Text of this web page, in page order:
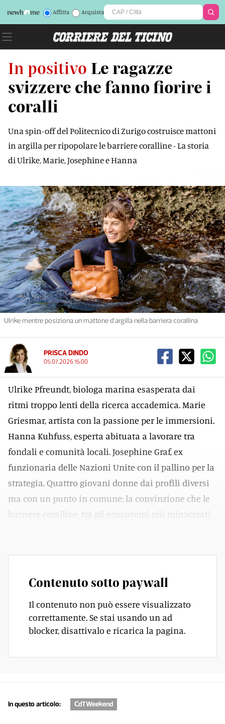
Affitta Acquista
In positivo Le ragazze
svizzere che fanno fiorire i
coralli
Una spin-off del Politecnico di Zurigo costruisce mattoni
in argilla per ripopolare le barriere coralline - La storia
di Ulrike, Marie, Josephine e Hanna
Ulrike mentre posiziona un mattone d'argilla nella barriera corallina
PRISCA DINDO
05.07.2026 15:00
Ulrike Pfreundt, biologa marina esasperata dai
ritmi troppo lenti della ricerca accademica. Marie
Griesmar, artista con la passione per le immersioni.
Hanna Kuhfuss, esperta abituata a lavorare tra
fondali e comunità locali. Josephine Graf, ex
funzionaria delle Nazioni Unite con il pallino per la
strategia. Quattro giovani donne dai profili diversi
ma con un punto in comune: la convinzione che le
barriere coralline, tra gli ecosistemi più minacciati
Contenuto sotto paywall
Il contenuto non può essere visualizzato
correttamente. Se stai usando un ad
blocker, disattivalo e ricarica la pagina.
In questo articolo: CdTWeekend